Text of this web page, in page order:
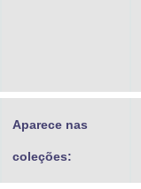
Aparece nas
coleções: